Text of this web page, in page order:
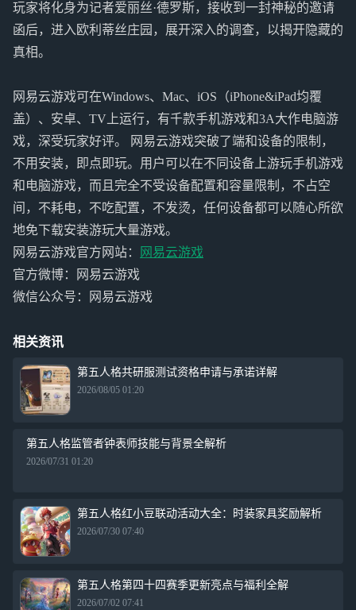
玩家将化身为记者爱丽丝·德罗斯，接收到一封神秘的邀请
函后，进入欧利蒂丝庄园，展开深入的调查，以揭开隐藏的
真相。
网易云游戏可在Windows、Mac、iOS（iPhone&iPad均覆
盖）、安卓、TV上运行，有千款手机游戏和3A大作电脑游
戏，深受玩家好评。 网易云游戏突破了端和设备的限制，
不用安装，即点即玩。用户可以在不同设备上游玩手机游戏
和电脑游戏，而且完全不受设备配置和容量限制，不占空
间，不耗电，不吃配置，不发烫，任何设备都可以随心所欲
地免下载安装游玩大量游戏。
网易云游戏官方网站：
网易云游戏
官方微博：网易云游戏
微信公众号：网易云游戏
相关资讯
第五人格共研服测试资格申请与承诺详解
2026/08/05 01:20
第五人格监管者钟表师技能与背景全解析
2026/07/31 01:20
第五人格红小豆联动活动大全：时装家具奖励解析
2026/07/30 07:40
第五人格第四十四赛季更新亮点与福利全解
2026/07/02 07:41